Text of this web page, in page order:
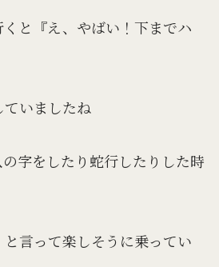
と『え、やばい！下までハ
いましたね
字をしたり蛇行したりした時
と言って楽しそうに乗ってい